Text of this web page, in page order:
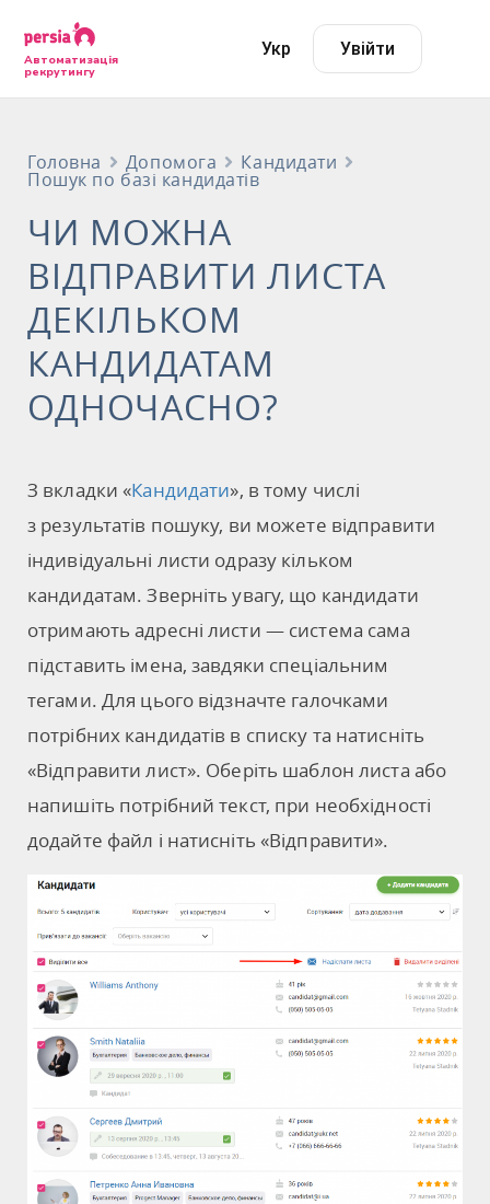
Автоматизація
рекрутингу
Укр Увійти
Головна Допомога Кандидати
Пошук по базі кандидатів
ЧИ МОЖНА
ВІДПРАВИТИ ЛИСТА
ДЕКІЛЬКОМ
КАНДИДАТАМ
ОДНОЧАСНО?
З вкладки «Кандидати», в тому числі
з результатів пошуку, ви можете відправити
індивідуальні листи одразу кільком
кандидатам. Зверніть увагу, що кандидати
отримають адресні листи — система сама
підставить імена, завдяки спеціальним
тегами. Для цього відзначте галочками
потрібних кандидатів в списку та натисніть
«Відправити лист». Оберіть шаблон листа або
напишіть потрібний текст, при необхідності
додайте файл і натисніть «Відправити».